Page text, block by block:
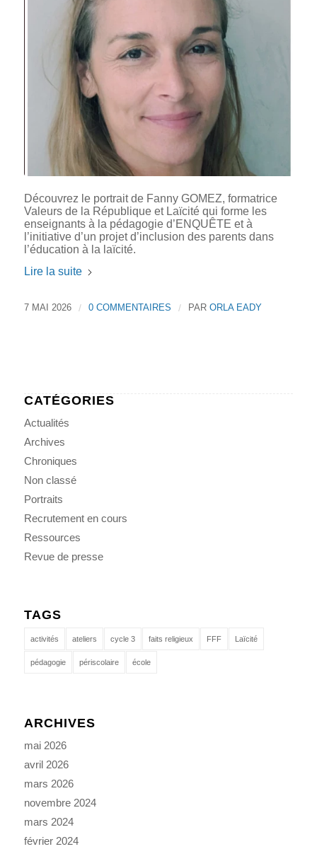
Découvrez le portrait de Fanny GOMEZ, formatrice
Valeurs de la République et Laïcité qui forme les
enseignants à la pédagogie d’ENQUÊTE et à
l’initiative d’un projet d’inclusion des parents dans
l’éducation à la laïcité.
Lire la suite
7 MAI 2026 / 0 COMMENTAIRES / PAR ORLA EADY
CATÉGORIES
Actualités
Archives
Chroniques
Non classé
Portraits
Recrutement en cours
Ressources
Revue de presse
TAGS
activités ateliers cycle 3 faits religieux FFF Laïcité
pédagogie périscolaire école
ARCHIVES
mai 2026
avril 2026
mars 2026
novembre 2024
mars 2024
février 2024